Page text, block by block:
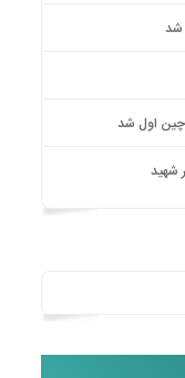
چین اول شد
شهید